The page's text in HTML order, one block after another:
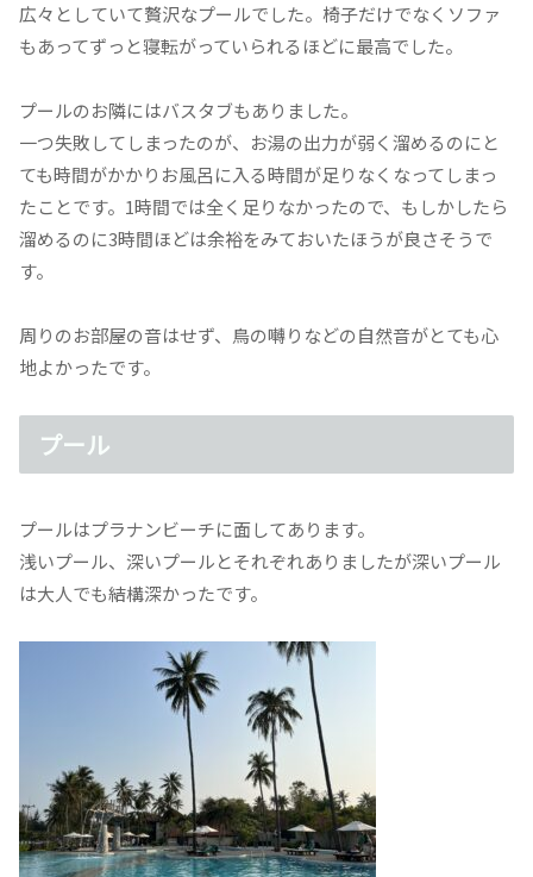
広々としていて贅沢なプールでした。椅子だけでなくソファ
もあってずっと寝転がっていられるほどに最高でした。
プールのお隣にはバスタブもありました。
一つ失敗してしまったのが、お湯の出力が弱く溜めるのにと
ても時間がかかりお風呂に入る時間が足りなくなってしまっ
たことです。1時間では全く足りなかったので、もしかしたら
溜めるのに3時間ほどは余裕をみておいたほうが良さそうで
す。
周りのお部屋の音はせず、鳥の囀りなどの自然音がとても心
地よかったです。
プール
プールはプラナンビーチに面してあります。
浅いプール、深いプールとそれぞれありましたが深いプール
は大人でも結構深かったです。